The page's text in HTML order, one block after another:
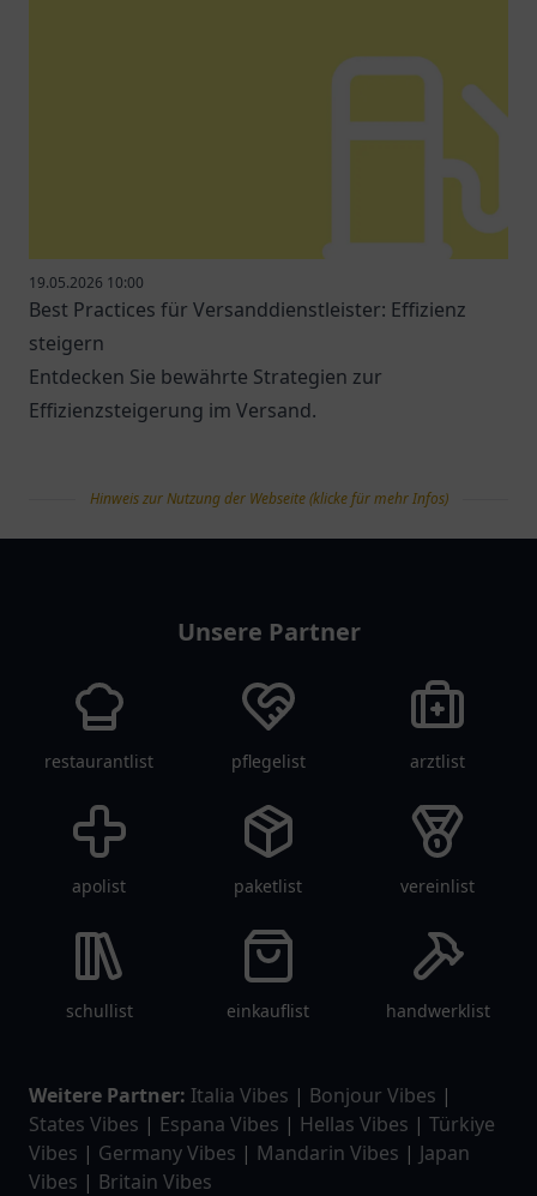
19.05.2026 10:00
Best Practices für Versanddienstleister: Effizienz
steigern
Entdecken Sie bewährte Strategien zur
Effizienzsteigerung im Versand.
Hinweis zur Nutzung der Webseite (klicke für mehr Infos)
Unsere Partner
restaurantlist pflegelist arztlist
apolist paketlist vereinlist
schullist einkauflist handwerklist
Weitere Partner: Italia Vibes | Bonjour Vibes |
States Vibes | Espana Vibes | Hellas Vibes | Türkiye
Vibes | Germany Vibes | Mandarin Vibes | Japan
Vibes | Britain Vibes